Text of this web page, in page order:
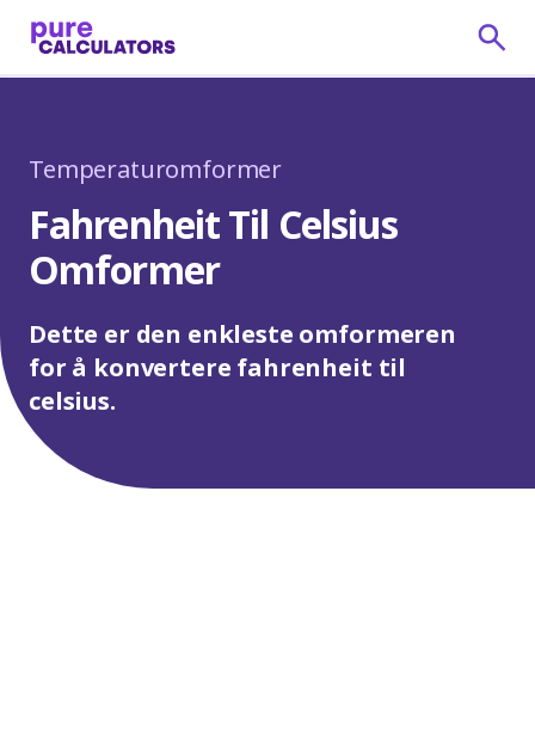
Temperaturomformer
Fahrenheit Til Celsius
Omformer
Dette er den enkleste omformeren
for å konvertere fahrenheit til
celsius.